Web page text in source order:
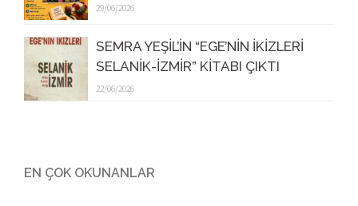
29/06/2026
SEMRA YEŞİL’İN “EGE’NİN İKİZLERİ
SELANİK-İZMİR” KİTABI ÇIKTI
22/06/2026
EN ÇOK OKUNANLAR